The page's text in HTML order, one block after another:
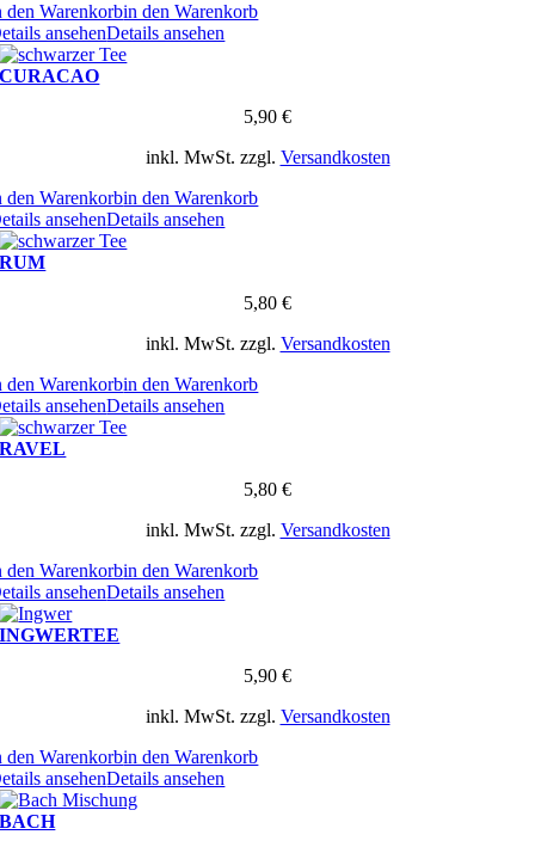
den Warenkorbin den Warenkorb
ansehenDetails ansehen
CURACAO
5,90 €
inkl. MwSt. zzgl. Versandkosten
den Warenkorbin den Warenkorb
ansehenDetails ansehen
RUM
5,80 €
inkl. MwSt. zzgl. Versandkosten
den Warenkorbin den Warenkorb
ansehenDetails ansehen
RAVEL
5,80 €
inkl. MwSt. zzgl. Versandkosten
den Warenkorbin den Warenkorb
ansehenDetails ansehen
INGWERTEE
5,90 €
inkl. MwSt. zzgl. Versandkosten
den Warenkorbin den Warenkorb
ansehenDetails ansehen
BACH